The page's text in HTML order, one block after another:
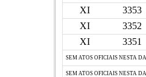
XI
3353
XI
3352
XI
3351
SEM ATOS OFICIAIS NESTA
SEM ATOS OFICIAIS NESTA